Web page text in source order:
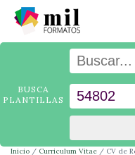
BUSCA
PLANTILLAS
Inicio Curriculum Vitae CV de